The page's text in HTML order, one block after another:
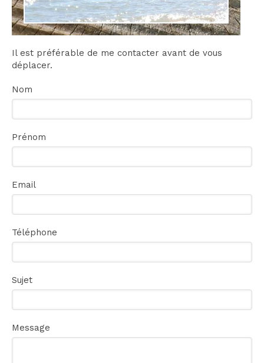
Il est préférable de me contacter avant de vous
déplacer.
Nom
Prénom
Email
Téléphone
Sujet
Message